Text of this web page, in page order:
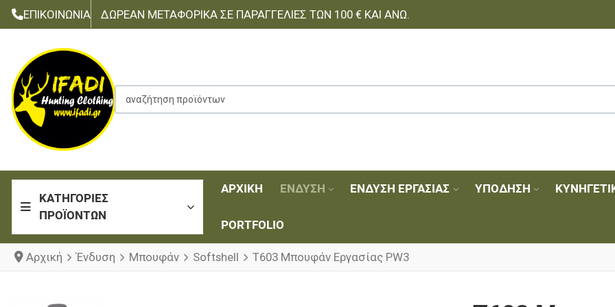
ΕΠΙΚΟΙΝΩΝΊΑ ΔΩΡΕΆΝ ΜΕΤΑΦΟΡΙΚΆ ΣΕ ΠΑΡΑΓΓΕΛΊΕΣ ΤΩΝ 100 € ΚΑΙ ΆΝΩ.
αναζήτηση προϊόντων
ΚΑΤΗΓΟΡΊΕΣ
ΠΡΟΪΌΝΤΩΝ
ΑΡΧΙΚΉ ΈΝΔΥΣΗ ΈΝΔΥΣΗ ΕΡΓΑΣΊΑΣ ΥΠΌΔΗΣΗ
PORTFOLIO
Αρχική Ένδυση Μπουφάν Softshell T603 Μπουφάν Εργασίας PW3